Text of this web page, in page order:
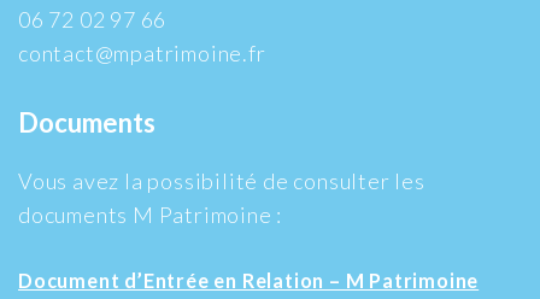
06 72 02 97 66
contact@mpatrimoine.fr
Documents
Vous avez la possibilité de consulter les
documents M Patrimoine :
Document d’Entrée en Relation – M Patrimoine